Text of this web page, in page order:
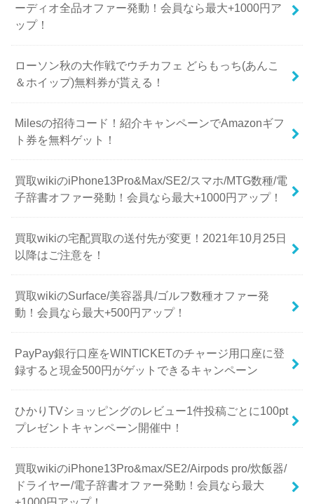
ーディオ全品オファー発動！会員なら最大+1000円ア
ップ！
ローソン秋の大作戦でウチカフェ どらもっち(あんこ
＆ホイップ)無料券が貰える！
Milesの招待コード！紹介キャンペーンでAmazonギフ
ト券を無料ゲット！
買取wikiのiPhone13Pro&Max/SE2/スマホ/MTG数種/電
子辞書オファー発動！会員なら最大+1000円アップ！
買取wikiの宅配買取の送付先が変更！2021年10月25日
以降はご注意を！
買取wikiのSurface/美容器具/ゴルフ数種オファー発
動！会員なら最大+500円アップ！
PayPay銀行口座をWINTICKETのチャージ用口座に登
録すると現金500円がゲットできるキャンペーン
ひかりTVショッピングのレビュー1件投稿ごとに100pt
プレゼントキャンペーン開催中！
買取wikiのiPhone13Pro&max/SE2/Airpods pro/炊飯器/
ドライヤー/電子辞書オファー発動！会員なら最大